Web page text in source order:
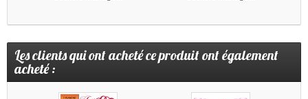
Les clients qui ont acheté ce produit ont également
acheté :